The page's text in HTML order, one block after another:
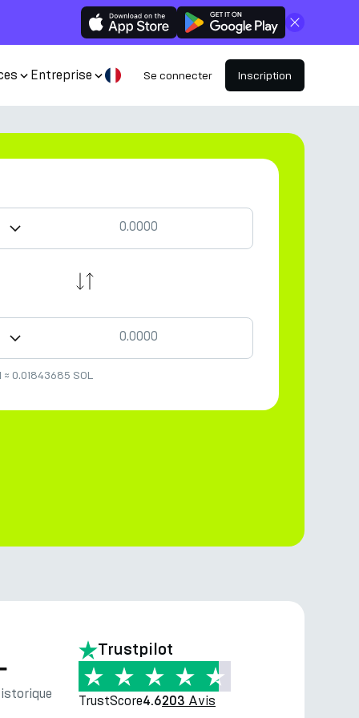
Fermer
Entreprise Se connecter Inscription
≈ 0.01843685 SOL
Trustpilot
TrustScore4.6203 Avis